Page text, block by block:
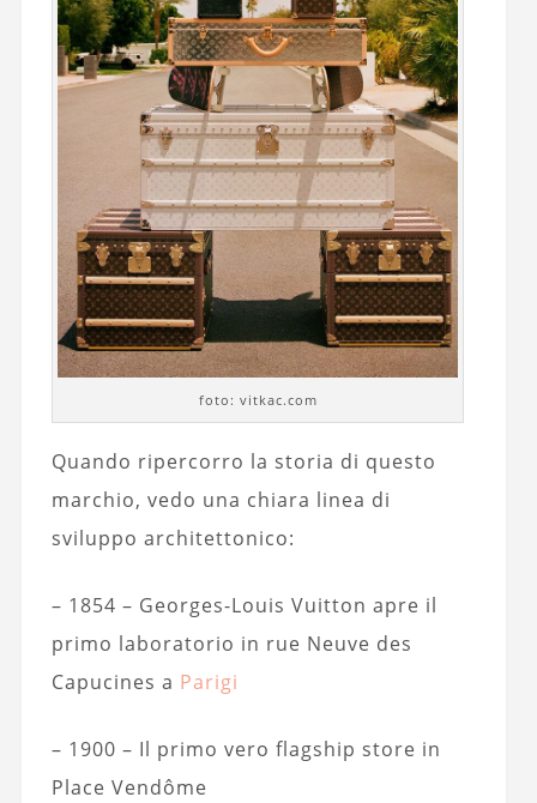
foto: vitkac.com
Quando ripercorro la storia di questo
marchio, vedo una chiara linea di
sviluppo architettonico:
– 1854 – Georges-Louis Vuitton apre il
primo laboratorio in rue Neuve des
Capucines a Parigi
– 1900 – Il primo vero flagship store in
Place Vendôme